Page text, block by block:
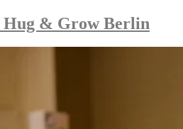
Hug & Grow Berlin